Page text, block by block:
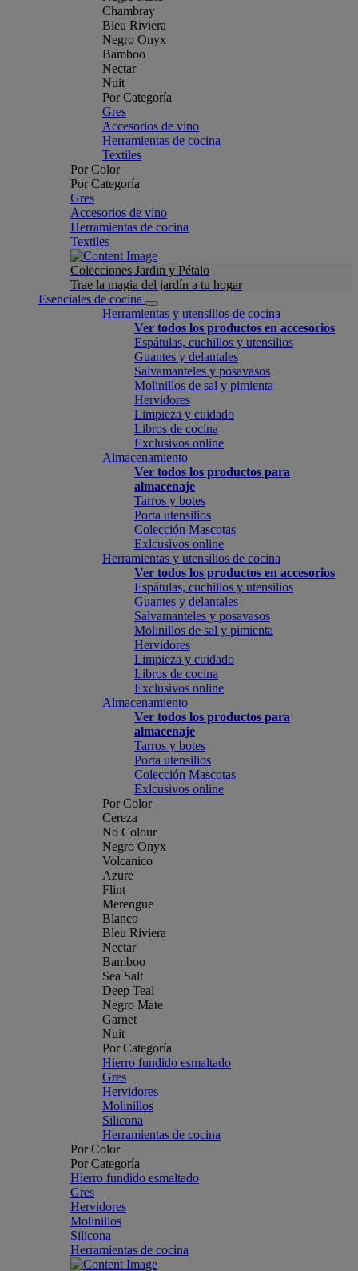
Chambray
Bleu Riviera
Negro Onyx
Bamboo
Nectar
Nuit
Por Categoría
Gres
Accesorios de vino
Herramientas de cocina
Textiles
Por Color
Por Categoría
Gres
Accesorios de vino
Herramientas de cocina
Textiles
Colecciones Jardin y Pétalo
Trae la magia del jardín a tu hogar
Esenciales de cocina
Herramientas y utensilios de cocina
Ver todos los productos en accesorios
Espátulas, cuchillos y utensilios
Guantes y delantales
Salvamanteles y posavasos
Molinillos de sal y pimienta
Hervidores
Limpieza y cuidado
Libros de cocina
Exclusivos online
Almacenamiento
Ver todos los productos para
almacenaje
Tarros y botes
Porta utensilios
Colección Mascotas
Exlcusivos online
Herramientas y utensilios de cocina
Ver todos los productos en accesorios
Espátulas, cuchillos y utensilios
Guantes y delantales
Salvamanteles y posavasos
Molinillos de sal y pimienta
Hervidores
Limpieza y cuidado
Libros de cocina
Exclusivos online
Almacenamiento
Ver todos los productos para
almacenaje
Tarros y botes
Porta utensilios
Colección Mascotas
Exlcusivos online
Por Color
Cereza
No Colour
Negro Onyx
Volcanico
Azure
Flint
Merengue
Blanco
Bleu Riviera
Nectar
Bamboo
Sea Salt
Deep Teal
Negro Mate
Garnet
Nuit
Por Categoría
Hierro fundido esmaltado
Gres
Hervidores
Molinillos
Silicona
Herramientas de cocina
Por Color
Por Categoría
Hierro fundido esmaltado
Gres
Hervidores
Molinillos
Silicona
Herramientas de cocina